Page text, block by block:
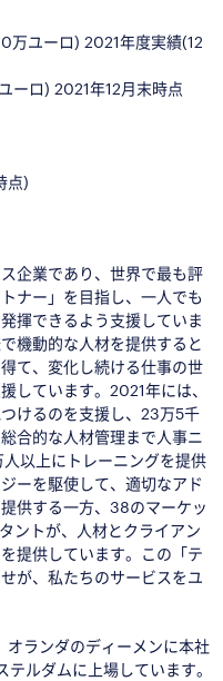
万ユーロ) 2021年度実績(12
ーロ) 2021年12月末時点
点)
企業であり、世界で最も評
ナー」を目指し、一人でも
揮できるよう支援していま
機動的な人材を提供すると
て、変化し続ける仕事の世
しています。2021年には、
けるのを支援し、23万5千
合的な人材管理まで人事ニ
以上にトレーニングを提供
ーを駆使して、適切なアド
供する一方、38のマーケッ
ントが、人材とクライアン
提供しています。この「テ
が、私たちのサービスをユ
ランダのディーメンに本社
ルダムに上場しています。